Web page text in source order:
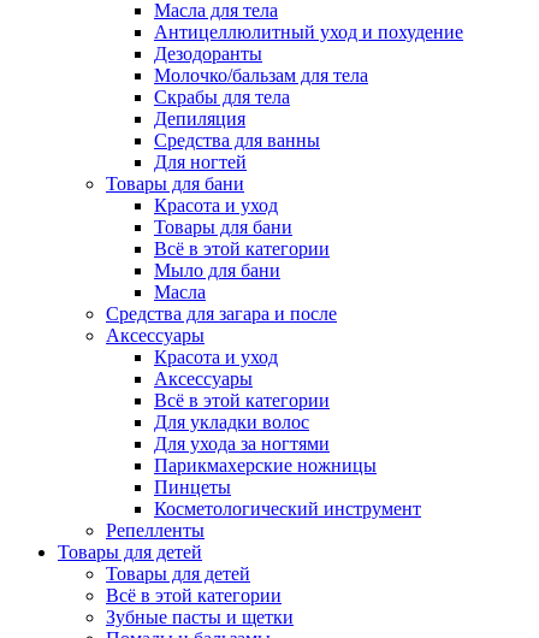
Масла для тела
Антицеллюлитный уход и похудение
Дезодоранты
Молочко/бальзам для тела
Скрабы для тела
Депиляция
Средства для ванны
Для ногтей
Товары для бани
Красота и уход
Товары для бани
Всё в этой категории
Мыло для бани
Масла
Средства для загара и после
Аксессуары
Красота и уход
Аксессуары
Всё в этой категории
Для укладки волос
Для ухода за ногтями
Парикмахерские ножницы
Пинцеты
Косметологический инструмент
Репелленты
Товары для детей
Товары для детей
Всё в этой категории
Зубные пасты и щетки